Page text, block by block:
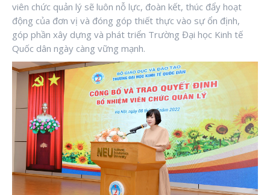
viên chức quản lý sẽ luôn nỗ lực, đoàn kết, thúc đẩy hoạt
động của đơn vị và đóng góp thiết thực vào sự ổn định,
góp phần xây dựng và phát triển Trường Đại học Kinh tế
Quốc dân ngày càng vững mạnh.